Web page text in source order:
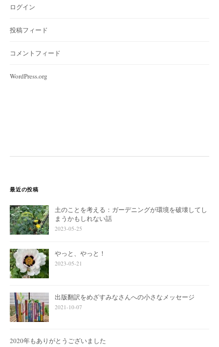
ログイン
投稿フィード
コメントフィード
WordPress.org
最近の投稿
土のことを考える：ガーデニングが環境を破壊してし
まうかもしれない話
2023-05-25
やっと、やっと！
2023-05-21
出版翻訳をめざすみなさんへの小さなメッセージ
2021-10-07
2020年もありがとうございました